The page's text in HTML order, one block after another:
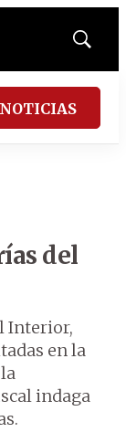
Mostrar
del
Interior,
en la
indaga